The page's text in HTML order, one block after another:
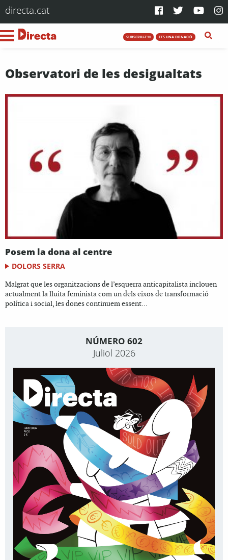
directa.cat
SUBSCRIU-T'HI FES UNA DONACIÓ
Observatori de les desigualtats
Posem la dona al centre
DOLORS SERRA
Malgrat que les organitzacions de l’esquerra anticapitalista inclouen
actualment la lluita feminista com un dels eixos de transformació
política i social, les dones continuem essent...
NÚMERO 602
Juliol 2026